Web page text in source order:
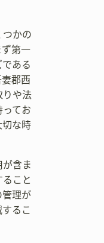
つかの
第一
ある
郡西
りや法
てお
切な時
含ま
こと
管理が
るこ